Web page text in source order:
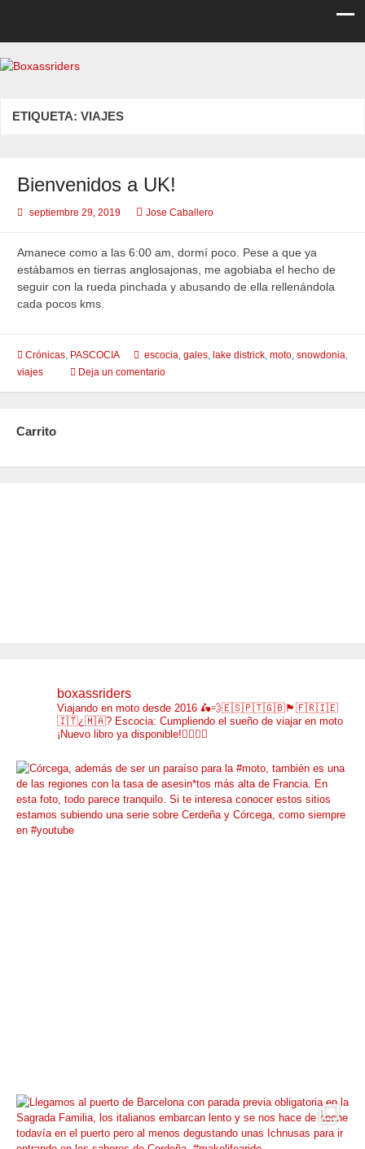
Boxassriders
Viajes, rutas y eventos moteros
ETIQUETA: VIAJES
Bienvenidos a UK!
septiembre 29, 2019 Jose Caballero
Amanece como a las 6:00 am, dormí poco. Pese a que ya
estábamos en tierras anglosajonas, me agobiaba el hecho de
seguir con la rueda pinchada y abusando de ella rellenándola
cada pocos kms.
Crónicas PASCOCIA escocia gales lake districk moto snowdonia
viajes
Deja un comentario
Carrito
boxassriders
Viajando en moto desde 2016🛵💨🇪🇸🇵🇹🇬🇧🏴󠁧󠁢󠁳󠁣󠁴󠁿🇫🇷🇮🇪
🇮🇹¿🇲🇦?Escocia: Cumpliendo el sueño de viajar en moto
¡Nuevo libro ya disponible!👇🏼👇🏼